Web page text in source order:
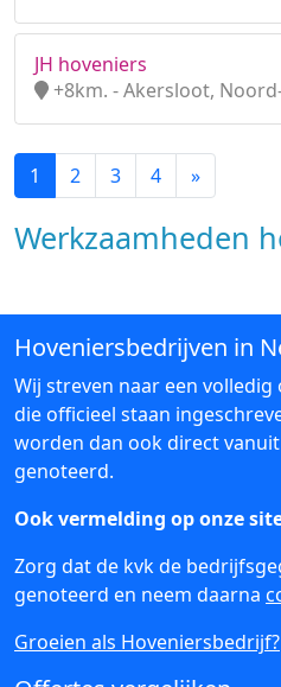
JH hoveniers
+8km. - Akersloot,
1 2 3 4 »
Werkzaamheden
Hoveniersbedrijven in
Wij streven naar een
die officieel staan
worden dan ook direct vanuit
genoteerd.
Ook vermelding op onze
Zorg dat de kvk de
genoteerd en neem daarna
Groeien als Hoveniersbedrijf?